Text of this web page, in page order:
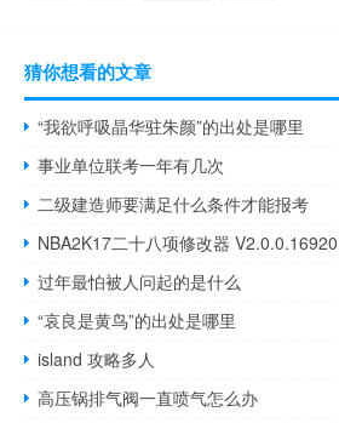
猜你想看的文章
“我欲呼吸晶华驻朱颜”的出处是哪里
事业单位联考一年有几次
二级建造师要满足什么条件才能报考
过年最怕被人问起的是什么
“哀良是黄鸟”的出处是哪里
island 攻略多人
高压锅排气阀一直喷气怎么办